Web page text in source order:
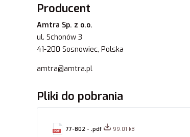
Producent
Amtra Sp. z o.o.
ul. Schonów 3
41-200 Sosnowiec, Polska
amtra@amtra.pl
Pliki do pobrania
77-802 - .pdf 99.01 kB